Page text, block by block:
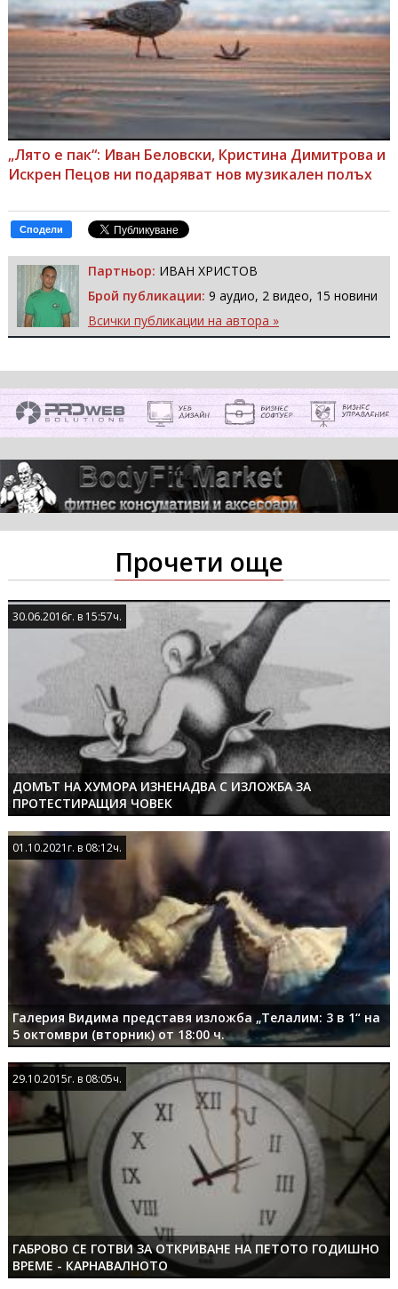
„Лято е пак“: Иван Беловски, Кристина Димитрова и
Искрен Пецов ни подаряват нов музикален полъх
Сподели
Партньор: ИВАН ХРИСТОВ
Брой публикации: 9 аудио, 2 видео, 15 новини
Всички публикации на автора »
Прочети още
ДОМЪТ НА ХУМОРА ИЗНЕНАДВА С ИЗЛОЖБА ЗА
ПРОТЕСТИРАЩИЯ ЧОВЕК
30.06.2016г. в 15:57ч.
30.06.2016г. в 15:57ч.
Галерия Видима представя изложба „Телалим: 3 в 1“ на
5 октомври (вторник) от 18:00 ч.
01.10.2021г. в 08:12ч.
01.10.2021г. в 08:12ч.
ГАБРОВО СЕ ГОТВИ ЗА ОТКРИВАНЕ НА ПЕТОТО ГОДИШНО
ВРЕМЕ - КАРНАВАЛНОТО
29.10.2015г. в 08:05ч.
29.10.2015г. в 08:05ч.